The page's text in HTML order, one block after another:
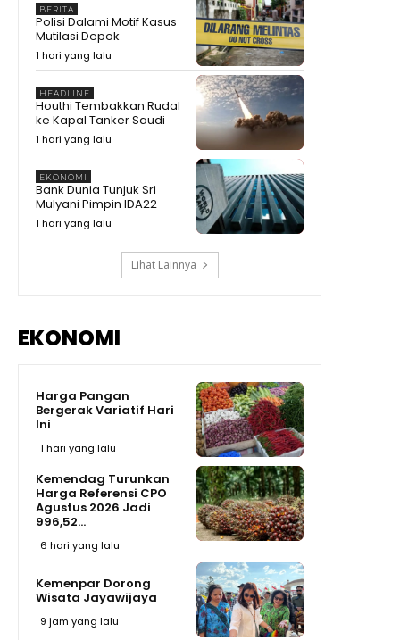
KDM Ungkap Fakta Sudah
Dibantu Pulang, Malah Kembali
ke Tempat Hiburan Malam
#shorts #trending
00:37
Zulhas Singgung Sponsor
Pilkada Habis Modal, Baliknya
Minta Izin Tambang #shorts
#trending
01:21
Zulhas Singgung Sponsor
Biayai Pilkada, Setelah Menang
Tagih Tambang
Prabowo Singgung Erick Thohir
Soal Timnas Gagal ke
BERITA
Polisi Dalami Motif Kasus
Mutilasi Depok
1 hari yang lalu
HEADLINE
Houthi Tembakkan Rudal
ke Kapal Tanker Saudi
1 hari yang lalu
EKONOMI
Bank Dunia Tunjuk Sri
Mulyani Pimpin IDA22
1 hari yang lalu
Lihat Lainnya
EKONOMI
Harga Pangan
Bergerak Variatif Hari
Ini
1 hari yang lalu
Kemendag Turunkan
Harga Referensi CPO
Agustus 2026 Jadi
996,52...
6 hari yang lalu
Kemenpar Dorong
Wisata Jayawijaya
9 jam yang lalu